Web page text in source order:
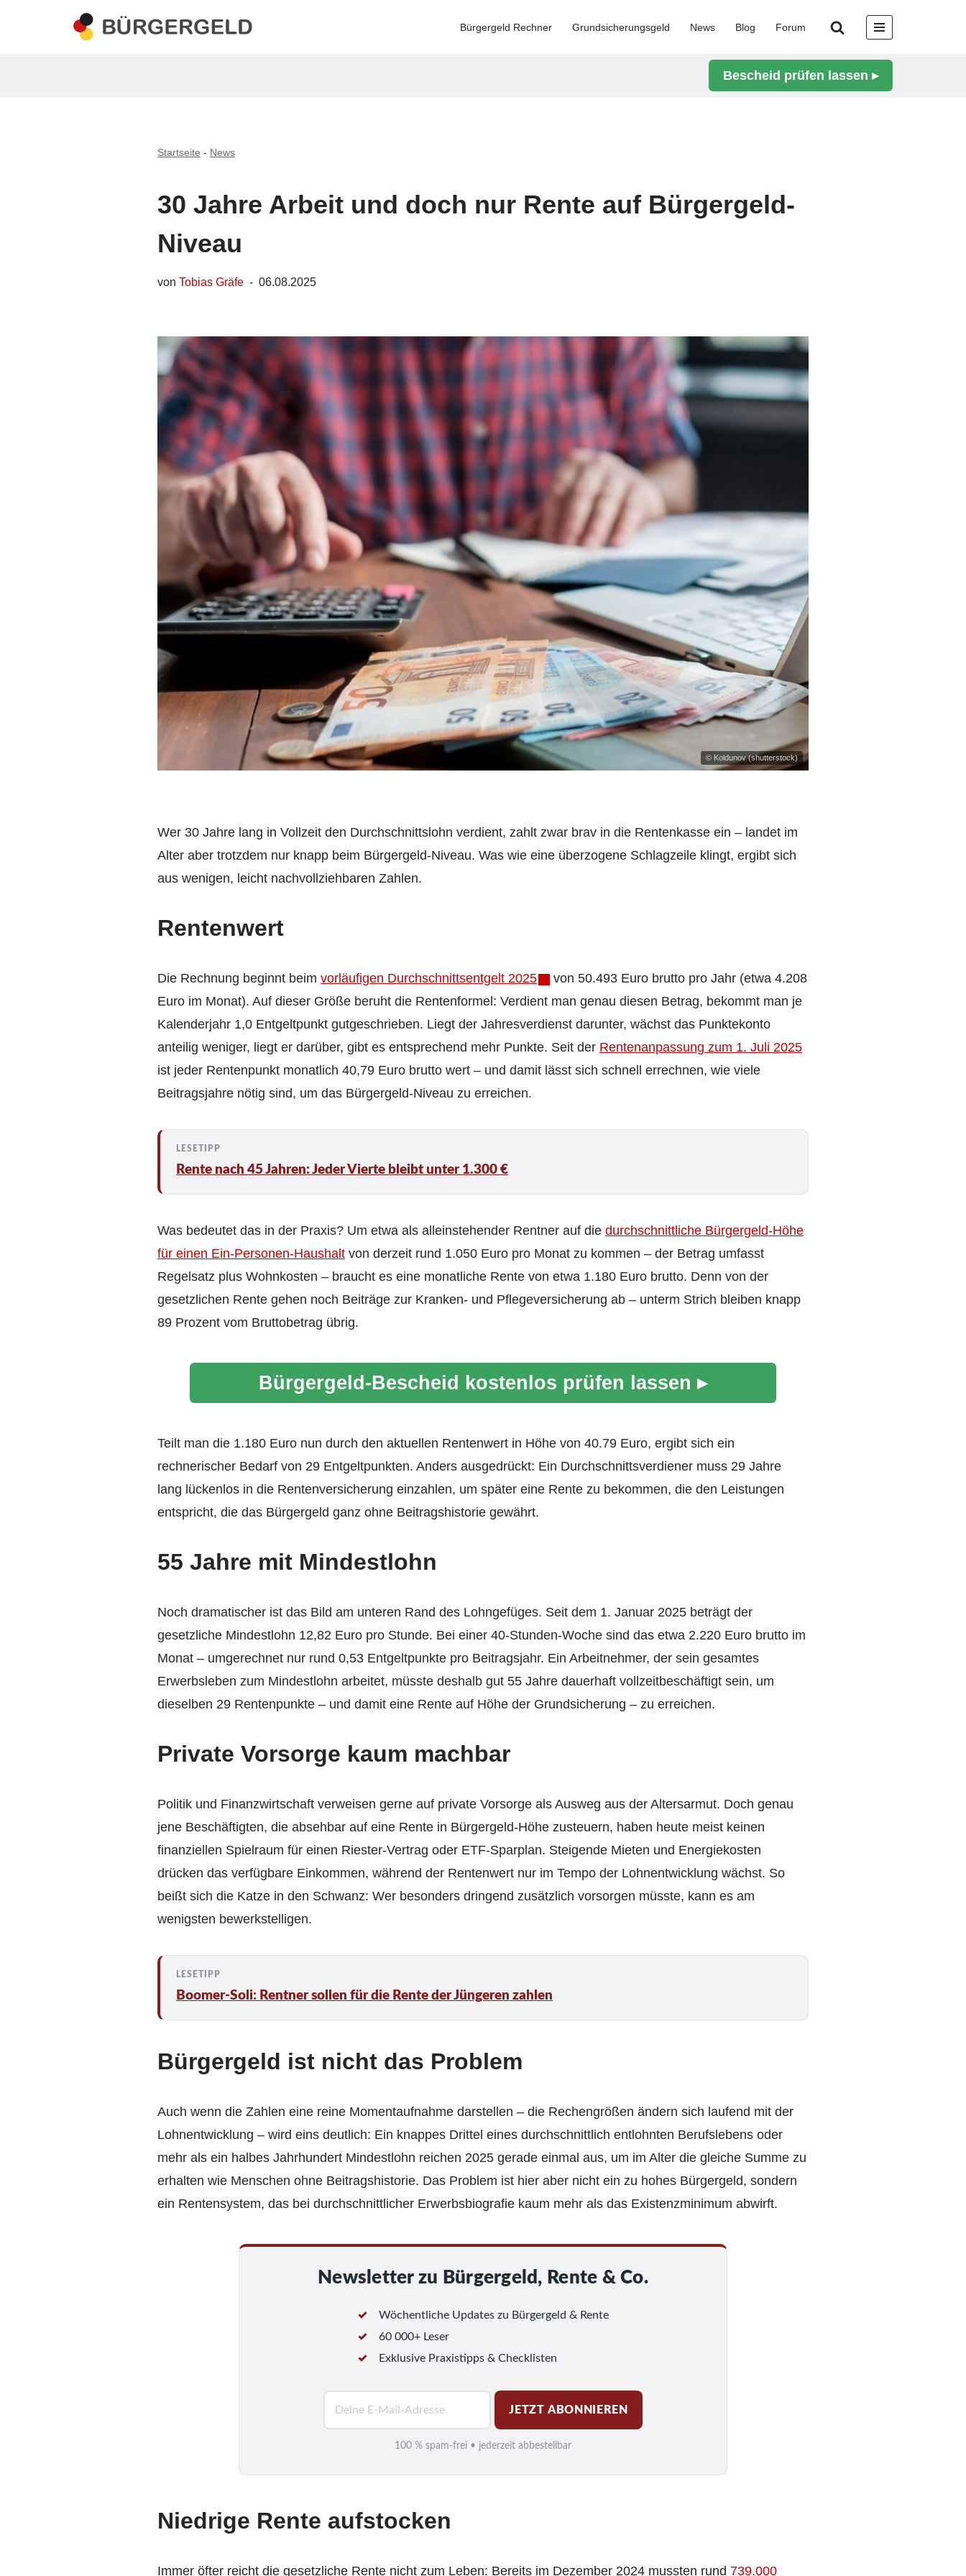
Bürgergeld Rechner Grundsicherungsgeld News Blog Forum
Bescheid prüfen lassen ▸
Startseite - News
30 Jahre Arbeit und doch nur Rente auf Bürgergeld-
Niveau
von Tobias Gräfe 06.08.2025
© Koldunov (shutterstock)
Wer 30 Jahre lang in Vollzeit den Durchschnittslohn verdient, zahlt zwar brav in die Rentenkasse ein – landet im
Alter aber trotzdem nur knapp beim Bürgergeld-Niveau. Was wie eine überzogene Schlagzeile klingt, ergibt sich
aus wenigen, leicht nachvollziehbaren Zahlen.
Rentenwert
Die Rechnung beginnt beim vorläufigen Durchschnittsentgelt 2025
von 50.493 Euro brutto pro Jahr (etwa 4.208
Euro im Monat). Auf dieser Größe beruht die Rentenformel: Verdient man genau diesen Betrag, bekommt man je
Kalenderjahr 1,0 Entgeltpunkt gutgeschrieben. Liegt der Jahresverdienst darunter, wächst das Punktekonto
anteilig weniger, liegt er darüber, gibt es entsprechend mehr Punkte. Seit der Rentenanpassung zum 1. Juli 2025
ist jeder Rentenpunkt monatlich 40,79 Euro brutto wert – und damit lässt sich schnell errechnen, wie viele
Beitragsjahre nötig sind, um das Bürgergeld-Niveau zu erreichen.
Rente nach 45 Jahren: Jeder Vierte bleibt unter 1.300 €
Was bedeutet das in der Praxis? Um etwa als alleinstehender Rentner auf die durchschnittliche Bürgergeld-Höhe
für einen Ein-Personen-Haushalt von derzeit rund 1.050 Euro pro Monat zu kommen – der Betrag umfasst
Regelsatz plus Wohnkosten – braucht es eine monatliche Rente von etwa 1.180 Euro brutto. Denn von der
gesetzlichen Rente gehen noch Beiträge zur Kranken- und Pflegeversicherung ab – unterm Strich bleiben knapp
89 Prozent vom Bruttobetrag übrig.
Bürgergeld-Bescheid kostenlos prüfen lassen ▸
Teilt man die 1.180 Euro nun durch den aktuellen Rentenwert in Höhe von 40.79 Euro, ergibt sich ein
rechnerischer Bedarf von 29 Entgeltpunkten. Anders ausgedrückt: Ein Durchschnittsverdiener muss 29 Jahre
lang lückenlos in die Rentenversicherung einzahlen, um später eine Rente zu bekommen, die den Leistungen
entspricht, die das Bürgergeld ganz ohne Beitrags­historie gewährt.
55 Jahre mit Mindestlohn
Noch dramatischer ist das Bild am unteren Rand des Lohngefüges. Seit dem 1. Januar 2025 beträgt der
gesetzliche Mindestlohn 12,82 Euro pro Stunde. Bei einer 40-Stunden-Woche sind das etwa 2.220 Euro brutto im
Monat – umgerechnet nur rund 0,53 Entgeltpunkte pro Beitragsjahr. Ein Arbeitnehmer, der sein gesamtes
Erwerbsleben zum Mindestlohn arbeitet, müsste deshalb gut 55 Jahre dauer­haft vollzeitbeschäftigt sein, um
dieselben 29 Rentenpunkte – und damit eine Rente auf Höhe der Grundsicherung – zu erreichen.
Private Vorsorge kaum machbar
Politik und Finanzwirtschaft verweisen gerne auf private Vorsorge als Ausweg aus der Altersarmut. Doch genau
jene Beschäftigten, die absehbar auf eine Rente in Bürgergeld-Höhe zusteuern, haben heute meist keinen
finanziellen Spielraum für einen Riester-Vertrag oder ETF-Sparplan. Steigende Mieten und Energiekosten
drücken das verfügbare Einkommen, während der Rentenwert nur im Tempo der Lohnentwicklung wächst. So
beißt sich die Katze in den Schwanz: Wer besonders dringend zusätzlich vorsorgen müsste, kann es am
wenigsten bewerkstelligen.
Boomer‑Soli: Rentner sollen für die Rente der Jüngeren zahlen
Bürgergeld ist nicht das Problem
Auch wenn die Zahlen eine reine Momentaufnahme darstellen – die Rechengrößen ändern sich laufend mit der
Lohnentwicklung – wird eins deutlich: Ein knappes Drittel eines durchschnittlich entlohnten Berufslebens oder
mehr als ein halbes Jahrhundert Mindestlohn reichen 2025 gerade einmal aus, um im Alter die gleiche Summe zu
erhalten wie Menschen ohne Beitragshistorie. Das Problem ist hier aber nicht ein zu hohes Bürgergeld, sondern
ein Rentensystem, das bei durchschnittlicher Erwerbsbiografie kaum mehr als das Existenzminimum abwirft.
Newsletter zu Bürgergeld, Rente & Co.
Wöchentliche Updates zu Bürgergeld & Rente
60 000+ Leser
Exklusive Praxistipps & Checklisten
i
JETZT ABONNIEREN
100 % spam-frei • jederzeit abbestellbar
Niedrige Rente aufstocken
Immer öfter reicht die gesetzliche Rente nicht zum Leben: Bereits im Dezember 2024 mussten rund 739.000